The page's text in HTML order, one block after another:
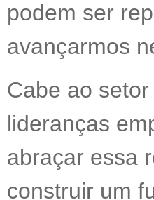
podem ser
avançarmos
Cabe ao
lideranças
abraçar essa
construir um